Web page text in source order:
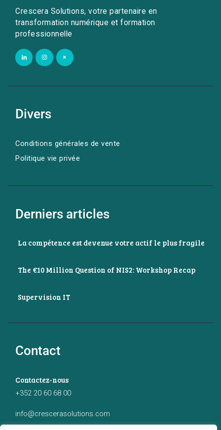
Crescera Solutions, votre partenaire en
transformation numérique et formation
professionnelle
Divers
Conditions générales de vente
Politique vie privée
Derniers articles
La compétence est devenue votre actif le plus fragile
The €10 Million Question of NIS2: Workshop Recap
Supervision IT
Contact
Contactez-nous
+352 20 60 68 00
info@crescerasolutions.com